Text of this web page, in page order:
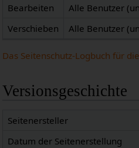
Bearbeiten
Alle Benutzer
Verschieben
Alle Benutzer
Das Seitenschutz-Logbuch für
Versionsgeschichte
Seitenersteller
Datum der Seitenerstellung